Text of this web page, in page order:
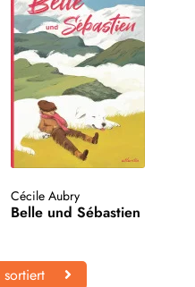
Cécile Aubry
Belle und Sébastien
sortiert